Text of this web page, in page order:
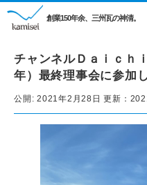
創業150年余、三州瓦の神清。
チャンネルＤａｉｃｈ
年）最終理事会に参加
公開: 2021年2月28日 更新：